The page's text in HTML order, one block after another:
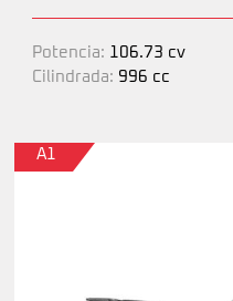
Potencia: 106.73 cv
Cilindrada: 996 cc
A1